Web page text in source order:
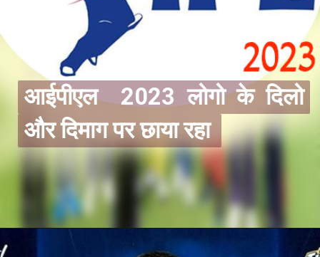
आईपीएल 2023 लोगो के दिलो
और दिमाग पर छाया रहा
आईपीएल 2023 लोगो के दिलो
और दिमाग पर छाया रहा